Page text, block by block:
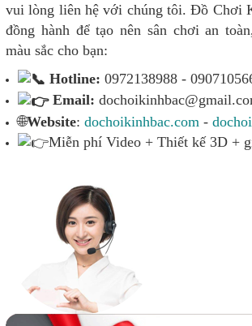
vui lòng liên hệ với chúng tôi. Đồ Chơi
đồng hành để tạo nên sân chơi an
màu sắc cho bạn:
Hotline: 0972138988 -
Email:
🌐Website: dochoikinhbac.com -
Miễn phí Video + Thiết kế 3D +